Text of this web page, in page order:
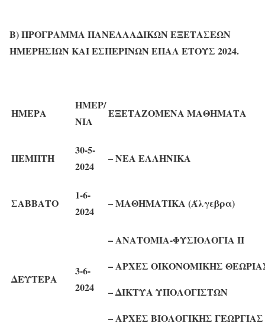
Β) ΠΡΟΓΡΑΜΜΑ ΠΑΝΕΛΛΑΔΙΚΩΝ ΕΞΕΤΑΣΕΩΝ
ΗΜΕΡΗΣΙΩΝ ΚΑΙ ΕΣΠΕΡΙΝΩΝ ΕΠΑΛ ΕΤΟΥΣ 2024.
ΗΜΕΡΑ
ΗΜΕΡ/
ΝΙΑ
ΕΞΕΤΑΖΟΜΕΝΑ ΜΑΘΗΜΑΤΑ
ΠΕΜΠΤΗ
30-5-
2024
– ΝΕΑ ΕΛΛΗΝΙΚΑ
ΣΑΒΒΑΤΟ
1-6-
2024
– ΜΑΘΗΜΑΤΙΚΑ (Άλγεβρα)
ΔΕΥΤΕΡΑ
3-6-
2024
– ΑΝΑΤΟΜΙΑ-
– ΑΡΧΕΣ ΟΙΚΟΝΟΜΙΚΗΣ
– ΔΙΚΤΥΑ
– ΑΡΧΕΣ ΒΙΟΛΟΓΙΚΗΣ